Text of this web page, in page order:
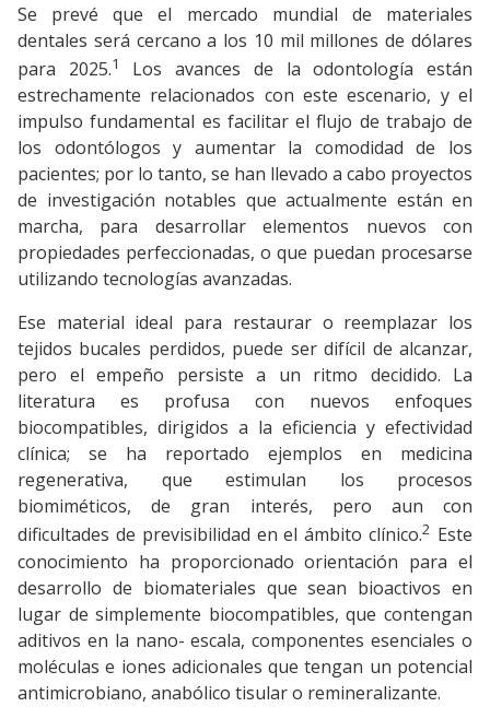
Se prevé que el mercado mundial de materiales
dentales será cercano a los 10 mil millones de dólares
para 2025.1
Los avances de la odontología están
estrechamente relacionados con este escenario, y el
impulso fundamental es facilitar el flujo de trabajo de
los odontólogos y aumentar la comodidad de los
pacientes; por lo tanto, se han llevado a cabo proyectos
de investigación notables que actualmente están en
marcha, para desarrollar elementos nuevos con
propiedades perfeccionadas, o que puedan procesarse
utilizando tecnologías avanzadas.
Ese material ideal para restaurar o reemplazar los
tejidos bucales perdidos, puede ser difícil de alcanzar,
pero el empeño persiste a un ritmo decidido. La
literatura es profusa con nuevos enfoques
biocompatibles, dirigidos a la eficiencia y efectividad
clínica; se ha reportado ejemplos en medicina
regenerativa, que estimulan los procesos
biomiméticos, de gran interés, pero aun con
dificultades de previsibilidad en el ámbito clínico.2 Este
conocimiento ha proporcionado orientación para el
desarrollo de biomateriales que sean bioactivos en
lugar de simplemente biocompatibles, que contengan
aditivos en la nano- escala, componentes esenciales o
moléculas e iones adicionales que tengan un potencial
antimicrobiano, anabólico tisular o remineralizante.